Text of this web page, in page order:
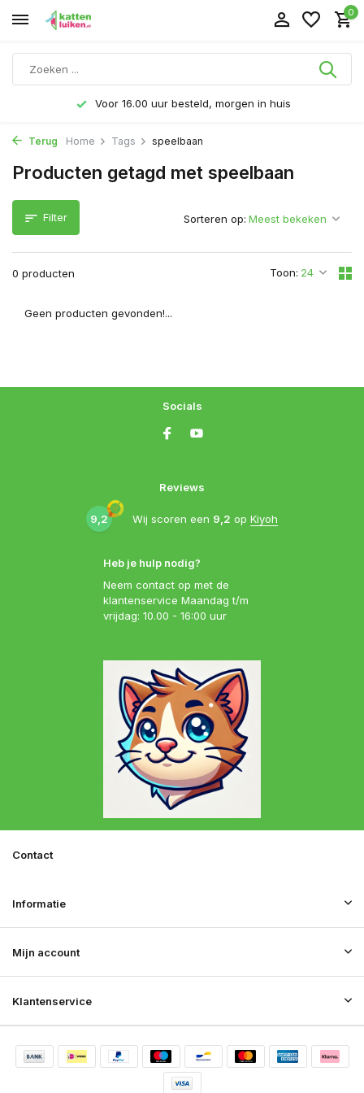
0
Voor 16.00 uur besteld, morgen in huis
Terug Home Tags speelbaan
Producten getagd met speelbaan
Filter
0 producten Toon:
Sorteren op:
Geen producten gevonden!...
Heb je hulp nodig?
Neem contact op met de
klantenservice Maandag t/m
vrijdag: 10.00 - 16:00 uur
Reviews
9,2 Wij scoren een 9,2 op Kiyoh
Socials
Klantenservice
Mijn account
Informatie
Contact